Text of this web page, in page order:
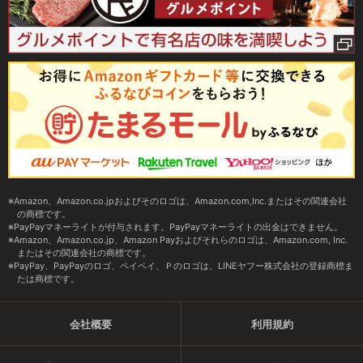
Amazon、Amazon.co.jpおよびそのロゴは、Amazon.com,Inc.またはその関連会社
の商標です。
PayPayマネーライトが付与されます。PayPayマネーライトの出金はできません。
Amazon、Amazon.co.jp、Amazon Payおよびそれらのロゴは、Amazon.com, Inc.
またはその関連会社の商標です。
PayPay、PayPayのロゴ、ペイペイ、Ｐのロゴは、LINEヤフー株式会社の登録商標ま
たは商標です。
会社概要 利用規約